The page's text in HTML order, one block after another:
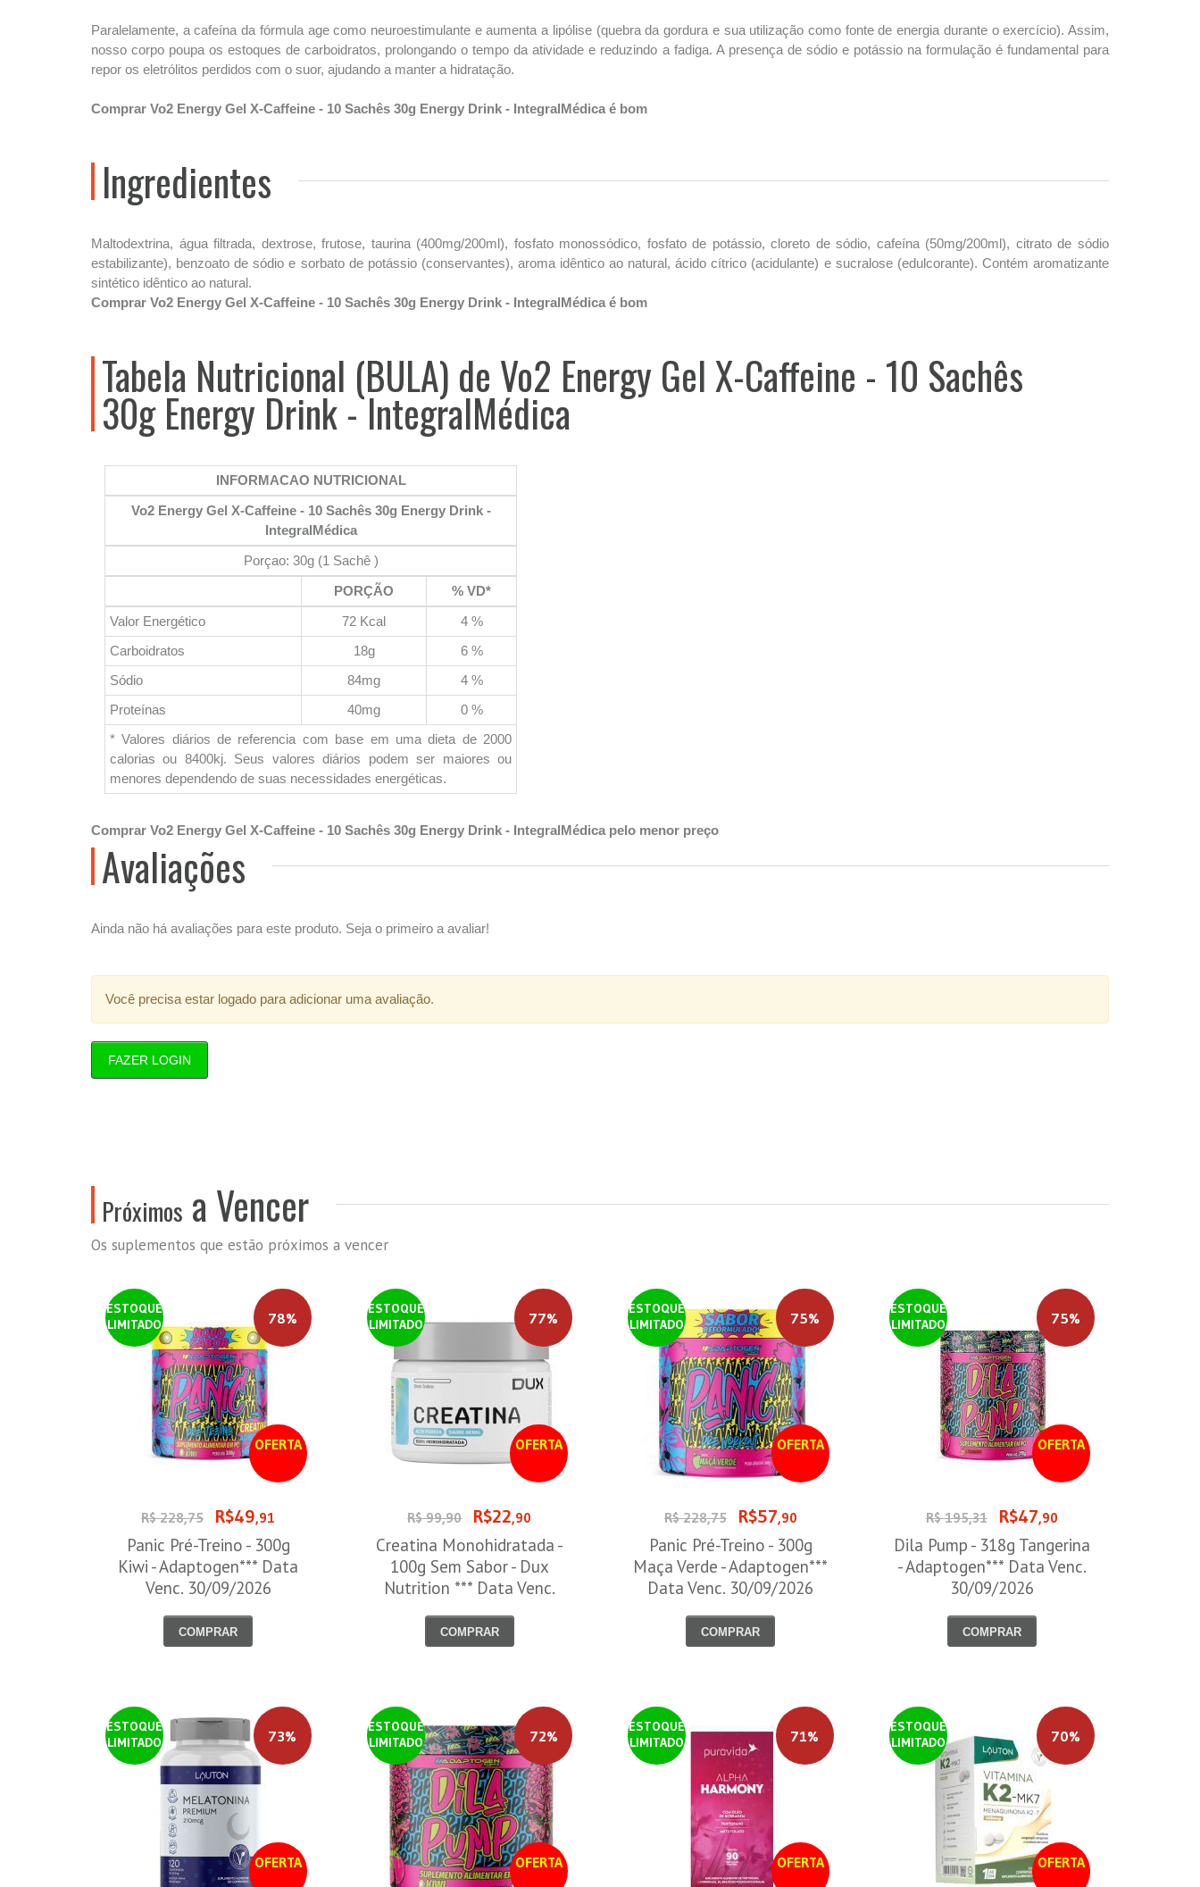
Paralelamente, a cafeína da fórmula age como neuroestimulante e aumenta a lipólise (quebra da gordura e sua utilização como fonte de energia durante o exercício). Assim,
nosso corpo poupa os estoques de carboidratos, prolongando o tempo da atividade e reduzindo a fadiga. A presença de sódio e potássio na formulação é fundamental para
repor os eletrólitos perdidos com o suor, ajudando a manter a hidratação.
Comprar Vo2 Energy Gel X-Caffeine - 10 Sachês 30g Energy Drink - IntegralMédica é bom
Ingredientes
Maltodextrina, água filtrada, dextrose, frutose, taurina (400mg/200ml), fosfato monossódico, fosfato de potássio, cloreto de sódio, cafeína (50mg/200ml), citrato de sódio
estabilizante), benzoato de sódio e sorbato de potássio (conservantes), aroma idêntico ao natural, ácido cítrico (acidulante) e sucralose (edulcorante). Contém aromatizante
sintético idêntico ao natural.
Comprar Vo2 Energy Gel X-Caffeine - 10 Sachês 30g Energy Drink - IntegralMédica é bom
Tabela Nutricional (BULA) de Vo2 Energy Gel X-Caffeine - 10 Sachês
30g Energy Drink - IntegralMédica
INFORMACAO NUTRICIONAL
Vo2 Energy Gel X-Caffeine - 10 Sachês 30g Energy Drink -
IntegralMédica
Porçao: 30g (1 Sachê )
PORÇÃO
% VD*
Valor Energético
72 Kcal
4 %
Carboidratos
18g
6 %
Sódio
84mg
4 %
Proteínas
40mg
0 %
* Valores diários de referencia com base em uma dieta de 2000
calorias ou 8400kj. Seus valores diários podem ser maiores ou
menores dependendo de suas necessidades energéticas.
Comprar Vo2 Energy Gel X-Caffeine - 10 Sachês 30g Energy Drink - IntegralMédica pelo menor preço
Avaliações
Ainda não há avaliações para este produto. Seja o primeiro a avaliar!
Você precisa estar logado para adicionar uma avaliação.
FAZER LOGIN
Próximos a Vencer
Os suplementos que estão próximos a vencer
ESTOQUE
LIMITADO
OFERTA
78%
R$ 228,75 R$49,91
Panic Pré-Treino - 300g
Kiwi - Adaptogen*** Data
Venc. 30/09/2026
COMPRAR
ESTOQUE
LIMITADO
OFERTA
77%
R$ 99,90 R$22,90
Creatina Monohidratada -
100g Sem Sabor - Dux
Nutrition *** Data Venc.
COMPRAR
ESTOQUE
LIMITADO
OFERTA
75%
R$ 228,75 R$57,90
Panic Pré-Treino - 300g
Maça Verde - Adaptogen***
Data Venc. 30/09/2026
COMPRAR
ESTOQUE
LIMITADO
OFERTA
75%
R$ 195,31 R$47,90
Dila Pump - 318g Tangerina
- Adaptogen*** Data Venc.
30/09/2026
COMPRAR
ESTOQUE
LIMITADO
OFERTA
73%
ESTOQUE
LIMITADO
OFERTA
72%
ESTOQUE
LIMITADO
OFERTA
71%
ESTOQUE
LIMITADO
OFERTA
70%